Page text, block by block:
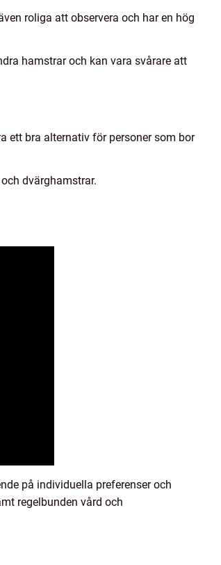
roliga att observera och har en hög
hamstrar och kan vara svårare att
ett bra alternativ för personer som bor
dvärghamstrar.
på individuella preferenser och
regelbunden vård och